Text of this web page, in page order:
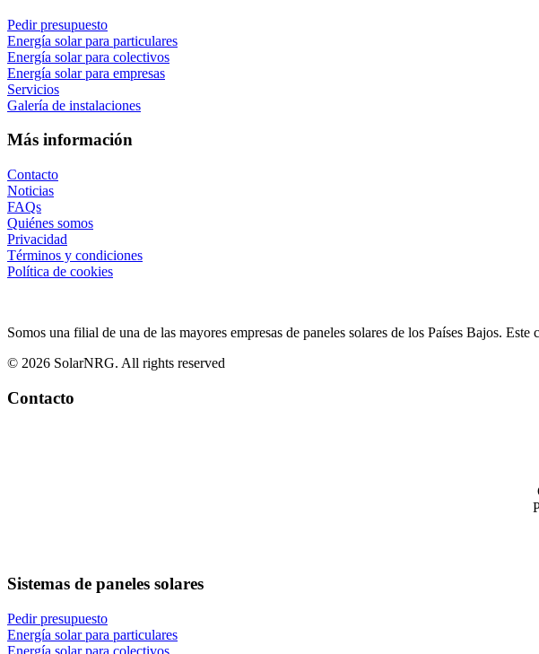
Pedir presupuesto
Energía solar para particulares
Energía solar para colectivos
Energía solar para empresas
Servicios
Galería de instalaciones
Más información
Contacto
Noticias
FAQs
Quiénes somos
Privacidad
Términos y condiciones
Política de cookies
Somos una filial de una de las mayores empresas de paneles solares de los Países Bajos.
© 2026 SolarNRG. All rights reserved
Contacto
Sistemas de paneles solares
Pedir presupuesto
Energía solar para particulares
Energía solar para colectivos